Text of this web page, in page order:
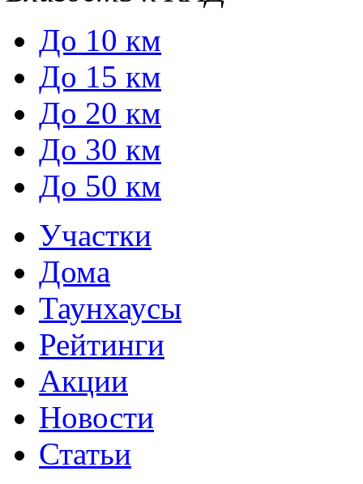
До 10 км
До 15 км
До 20 км
До 30 км
До 50 км
Участки
Дома
Таунхаусы
Рейтинги
Акции
Новости
Статьи